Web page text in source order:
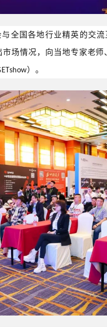
全国各地行业精英的交流
场情况，向当地专家老师
）。